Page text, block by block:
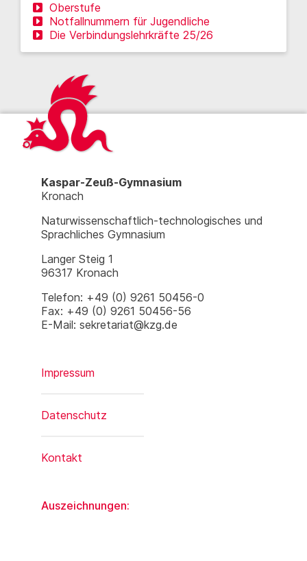
Oberstufe
Notfallnummern für Jugendliche
Die Verbindungslehrkräfte 25/26
Kaspar-Zeuß-Gymnasium
Kronach
Naturwissenschaftlich-technologisches und
Sprachliches Gymnasium
Langer Steig 1
96317 Kronach
Telefon: +49 (0) 9261 50456-0
Fax: +49 (0) 9261 50456-56
E-Mail: sekretariat@kzg.de
Impressum
Datenschutz
Kontakt
Auszeichnungen: